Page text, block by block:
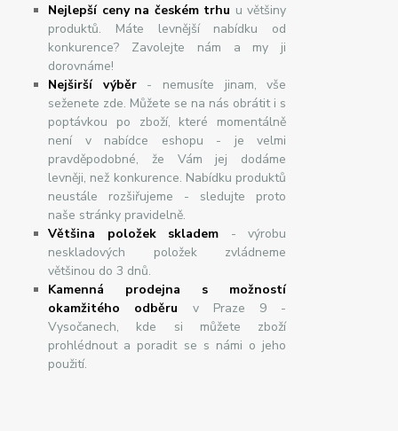
Nejlepší ceny na českém trhu u většiny
produktů. Máte levnější nabídku od
konkurence? Zavolejte nám a my ji
dorovnáme!
Nejširšívýběr- nemusíte jinam, vše
seženete zde. Můžete se na nás obrátit i s
poptávkou po zboží, které momentálně
není v nabídce eshopu - je velmi
pravděpodobné, že Vám jej dodáme
levněji, než konkurence. Nabídku produktů
neustále rozšiřujeme - sledujte proto
naše stránky pravidelně.
Většina položek skladem - výrobu
neskladových položek zvládneme
většinou do 3 dnů.
Kamenná prodejna s možností
okamžitého odběru v Praze 9 -
Vysočanech, kde si můžete zboží
prohlédnout a poradit se s námi o jeho
použití.